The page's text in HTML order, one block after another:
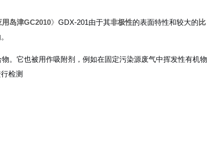
岛津GC2010》 GDX-201由于其非极性的表面特性和较大的 比
。它也被用作吸附剂，例如在固定污染源废气中挥发性有机物
检测